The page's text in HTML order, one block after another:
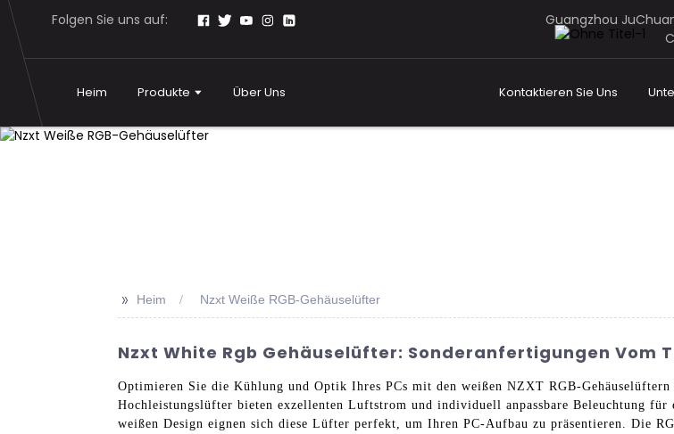
Folgen Sie uns auf:
Guangzhou
Heim Produkte Über Uns Kontaktieren Sie Uns
>> Heim Nzxt Weiße RGB-Gehäuselüfter
Nzxt White Rgb Gehäuselüfter: Sonderanfertigungen Vom
Optimieren Sie die Kühlung und Optik Ihres PCs mit den weißen NZXT RGB-
Hochleistungslüfter bieten exzellenten Luftstrom und individuell anpassbare Beleuchtung
weißen Design eignen sich diese Lüfter perfekt, um Ihren PC-Aufbau zu präsentieren. Die